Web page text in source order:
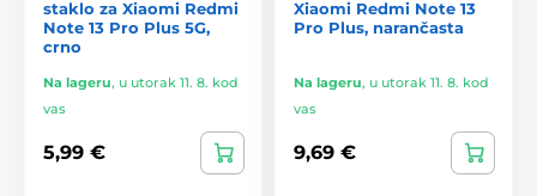
staklo za Xiaomi Redmi
Note 13 Pro Plus 5G,
crno
Na lageru, u utorak 11. 8. kod
vas
5,99 €
Xiaomi Redmi Note 13
Pro Plus, narančasta
Na lageru, u utorak 11. 8. kod
vas
9,69 €